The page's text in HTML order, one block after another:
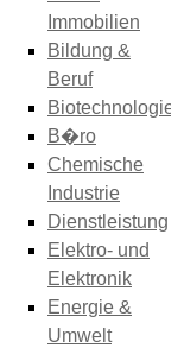
Immobilien
Bildung &
Beruf
B�ro
Chemische
Industrie
Dienstleistung
Elektro- und
Elektronik
Energie &
Umwelt